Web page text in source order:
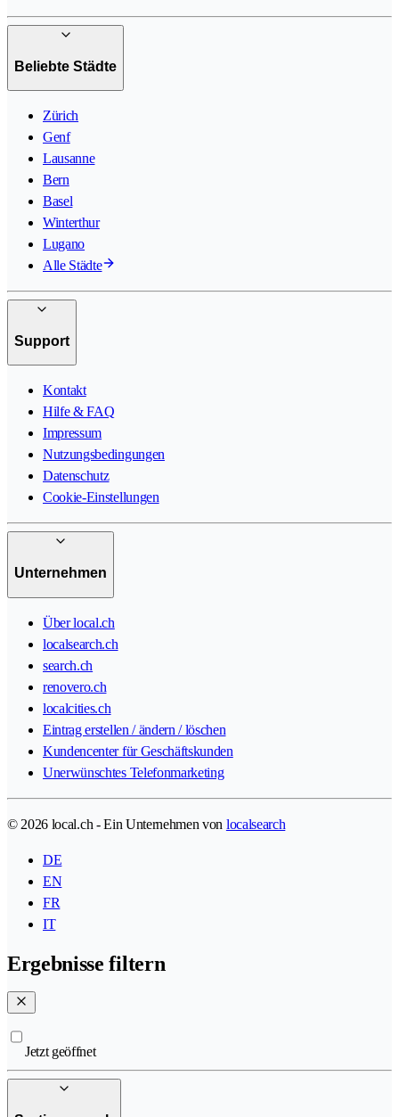
Beliebte Städte
Zürich
Genf
Lausanne
Bern
Basel
Winterthur
Lugano
Alle Städte
Support
Kontakt
Hilfe & FAQ
Impressum
Nutzungsbedingungen
Datenschutz
Cookie-Einstellungen
Unternehmen
Über local.ch
localsearch.ch
search.ch
renovero.ch
localcities.ch
Eintrag erstellen / ändern / löschen
Kundencenter für Geschäftskunden
Unerwünschtes Telefonmarketing
© 2026 local.ch - Ein Unternehmen von localsearch
DE
EN
FR
IT
Ergebnisse filtern
Jetzt geöffnet